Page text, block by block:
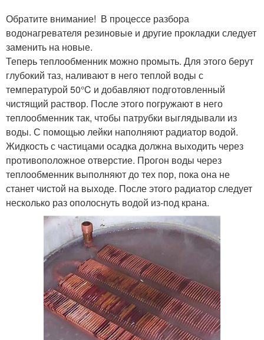
Обратите внимание! В процессе разбора
водонагревателя резиновые и другие прокладки следует
заменить на новые.
Теперь теплообменник можно промыть. Для этого берут
глубокий таз, наливают в него теплой воды с
температурой 50°C и добавляют подготовленный
чистящий раствор. После этого погружают в него
теплообменник так, чтобы патрубки выглядывали из
воды. С помощью лейки наполняют радиатор водой.
Жидкость с частицами осадка должна выходить через
противоположное отверстие. Прогон воды через
теплообменник выполняют до тех пор, пока она не
станет чистой на выходе. После этого радиатор следует
несколько раз ополоснуть водой из-под крана.